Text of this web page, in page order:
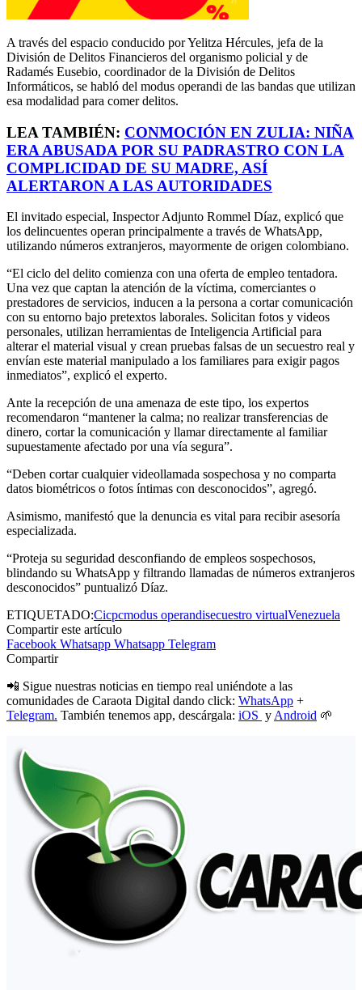
A través del espacio conducido por Yelitza Hércules, jefa de la
División de Delitos Financieros del organismo policial y de
Radamés Eusebio, coordinador de la División de Delitos
Informáticos, se habló del modus operandi de las bandas que utilizan
esa modalidad para comer delitos.
LEA TAMBIÉN: CONMOCIÓN EN ZULIA: NIÑA
ERA ABUSADA POR SU PADRASTRO CON LA
COMPLICIDAD DE SU MADRE, ASÍ
ALERTARON A LAS AUTORIDADES
El invitado especial, Inspector Adjunto Rommel Díaz, explicó que
los delincuentes operan principalmente a través de WhatsApp,
utilizando números extranjeros, mayormente de origen colombiano.
“El ciclo del delito comienza con una oferta de empleo tentadora.
Una vez que captan la atención de la víctima, comerciantes o
prestadores de servicios, inducen a la persona a cortar comunicación
con su entorno bajo pretextos laborales. Solicitan fotos y videos
personales, utilizan herramientas de Inteligencia Artificial para
alterar el material visual y crean pruebas falsas de un secuestro real y
envían este material manipulado a los familiares para exigir pagos
inmediatos”, explicó el experto.
Ante la recepción de una amenaza de este tipo, los expertos
recomendaron “mantener la calma; no realizar transferencias de
dinero, cortar la comunicación y llamar directamente al familiar
supuestamente afectado por una vía segura”.
“Deben cortar cualquier videollamada sospechosa y no comparta
datos biométricos o fotos íntimas con desconocidos”, agregó.
Asimismo, manifestó que la denuncia es vital para recibir asesoría
especializada.
“Proteja su seguridad desconfiando de empleos sospechosos,
blindando su WhatsApp y filtrando llamadas de números extranjeros
desconocidos” puntualizó Díaz.
ETIQUETADO:Cicpcmodus operandisecuestro virtualVenezuela
Compartir este artículo
Facebook Whatsapp Whatsapp Telegram
Compartir
📲 Sigue nuestras noticias en tiempo real uniéndote a las
comunidades de Caraota Digital dando click: WhatsApp +
Telegram. También tenemos app, descárgala: iOS y Android 🌱